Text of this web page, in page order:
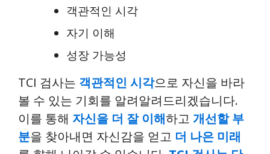
객관적인 시각
자기 이해
성장 가능성
TCI 검사는 객관적인 시각으로 자신을 바라
볼 수 있는 기회를 알려알려드리겠습니다.
이를 통해 자신을 더 잘 이해하고 개선할 부
분을 찾아내면 자신감을 얻고 더 나은 미래